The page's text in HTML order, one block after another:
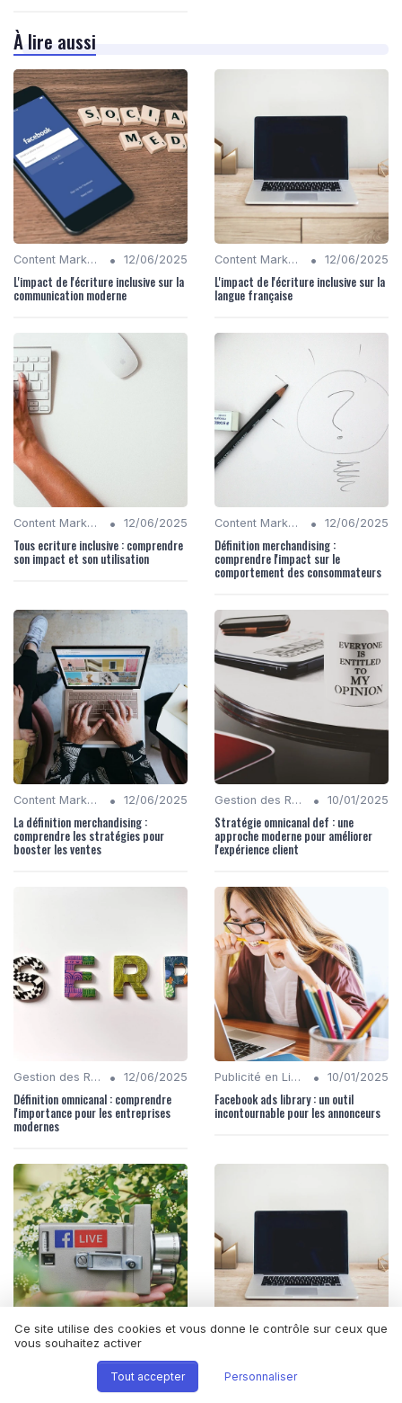
À lire aussi
Content Marketing • 12/06/2025
L'impact de l'écriture inclusive sur la
communication moderne
Content Marketing • 12/06/2025
L'impact de l'écriture inclusive sur la
langue française
Content Marketing • 12/06/2025
Tous ecriture inclusive : comprendre
son impact et son utilisation
Content Marketing • 12/06/2025
Définition merchandising :
comprendre l'impact sur le
comportement des consommateurs
Content Marketing • 12/06/2025
La définition merchandising :
comprendre les stratégies pour
booster les ventes
Gestion des Réseaux Sociaux • 10/01/2025
Stratégie omnicanal def : une
approche moderne pour améliorer
l'expérience client
Gestion des Réseaux Sociaux • 12/06/2025
Définition omnicanal : comprendre
l'importance pour les entreprises
modernes
Publicité en Ligne (PPC, Display) • 10/01/2025
Facebook ads library : un outil
incontournable pour les annonceurs
Agence facebook ads : maximiser
votre retour sur investissement avec
Marketing mix exemple : comprendre
Ce site utilise des cookies et vous donne le contrôle sur ceux que
vous souhaitez activer
Tout accepter Personnaliser